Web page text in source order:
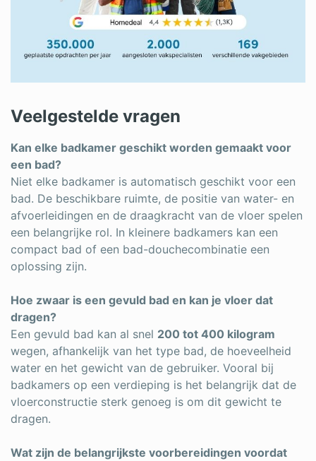
Veelgestelde vragen
Kan elke badkamer geschikt worden gemaakt voor
een bad?
Niet elke badkamer is automatisch geschikt voor een
bad. De beschikbare ruimte, de positie van water- en
afvoerleidingen en de draagkracht van de vloer spelen
een belangrijke rol. In kleinere badkamers kan een
compact bad of een bad-douchecombinatie een
oplossing zijn.
Hoe zwaar is een gevuld bad en kan je vloer dat
dragen?
Een gevuld bad kan al snel 200 tot 400 kilogram
wegen, afhankelijk van het type bad, de hoeveelheid
water en het gewicht van de gebruiker. Vooral bij
badkamers op een verdieping is het belangrijk dat de
vloerconstructie sterk genoeg is om dit gewicht te
dragen.
Wat zijn de belangrijkste voorbereidingen voordat